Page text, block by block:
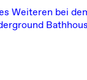
Weiteren bei